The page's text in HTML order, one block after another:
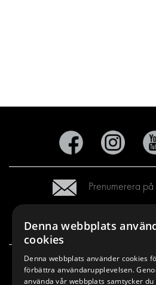
Prenumerera
Genom att registrera dig på vårt
policy
VÅRT ERBJUDANDE
Denna webbplats
cookies
Denna webbplats använder cookies
förbättra användarupplevelsen.
använda vår webbplats samtycker